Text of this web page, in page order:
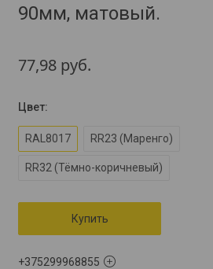
90мм, матовый.
77,98 руб.
Цвет:
RAL8017 RR23 (Маренго)
RR32 (Тёмно-коричневый)
Купить
+375299968855